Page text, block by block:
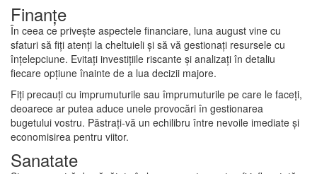
Finanțe
În ceea ce privește aspectele financiare, luna august vine cu
sfaturi să fiți atenți la cheltuieli și să vă gestionați resursele cu
înțelepciune. Evitați investițiile riscante și analizați în detaliu
fiecare opțiune înainte de a lua decizii majore.
Fiți precauți cu imprumuturile sau împrumuturile pe care le faceți,
deoarece ar putea aduce unele provocări în gestionarea
bugetului vostru. Păstrați-vă un echilibru între nevoile imediate și
economisirea pentru viitor.
Sanatate